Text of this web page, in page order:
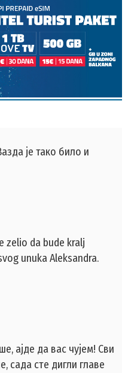
је тако било и
zelio da bude kralj
unuka Aleksandra.
ајде да вас чујем! Сви
сада сте дигли главе